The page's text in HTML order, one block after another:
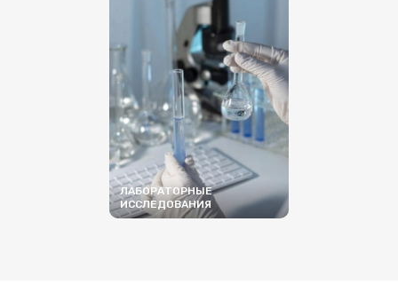
ЛАБОРАТОРНЫЕ
ИССЛЕДОВАНИЯ